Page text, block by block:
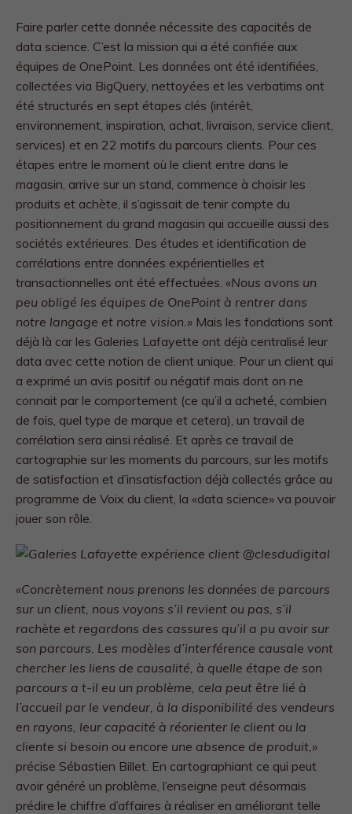
Faire parler cette donnée nécessite des capacités de
data science. C’est la mission qui a été confiée aux
équipes de OnePoint. Les données ont été identifiées,
collectées via BigQuery, nettoyées et les verbatims ont
été structurés en sept étapes clés (intérêt,
environnement, inspiration, achat, livraison, service client,
services) et en 22 motifs du parcours clients. Pour ces
étapes entre le moment où le client entre dans le
magasin, arrive sur un stand, commence à choisir les
produits et achète, il s’agissait de tenir compte du
positionnement du grand magasin qui accueille aussi des
sociétés extérieures. Des études et identification de
corrélations entre données expérientielles et
transactionnelles ont été effectuées. «Nous avons un
peu obligé les équipes de OnePoint à rentrer dans
notre langage et notre vision.» Mais les fondations sont
déjà là car les Galeries Lafayette ont déjà centralisé leur
data avec cette notion de client unique. Pour un client qui
a exprimé un avis positif ou négatif mais dont on ne
connait par le comportement (ce qu’il a acheté, combien
de fois, quel type de marque et cetera), un travail de
corrélation sera ainsi réalisé. Et après ce travail de
cartographie sur les moments du parcours, sur les motifs
de satisfaction et d’insatisfaction déjà collectés grâce au
programme de Voix du client, la «data science» va pouvoir
jouer son rôle.
«Concrètement nous prenons les données de parcours
sur un client, nous voyons s’il revient ou pas, s’il
rachète et regardons des cassures qu’il a pu avoir sur
son parcours. Les modèles d’interférence causale vont
chercher les liens de causalité, à quelle étape de son
parcours a t-il eu un problème, cela peut être lié à
l’accueil par le vendeur, à la disponibilité des vendeurs
en rayons, leur capacité à réorienter le client ou la
cliente si besoin ou encore une absence de produit,»
précise Sébastien Billet. En cartographiant ce qui peut
avoir généré un problème, l’enseigne peut désormais
prédire le chiffre d’affaires à réaliser en améliorant telle